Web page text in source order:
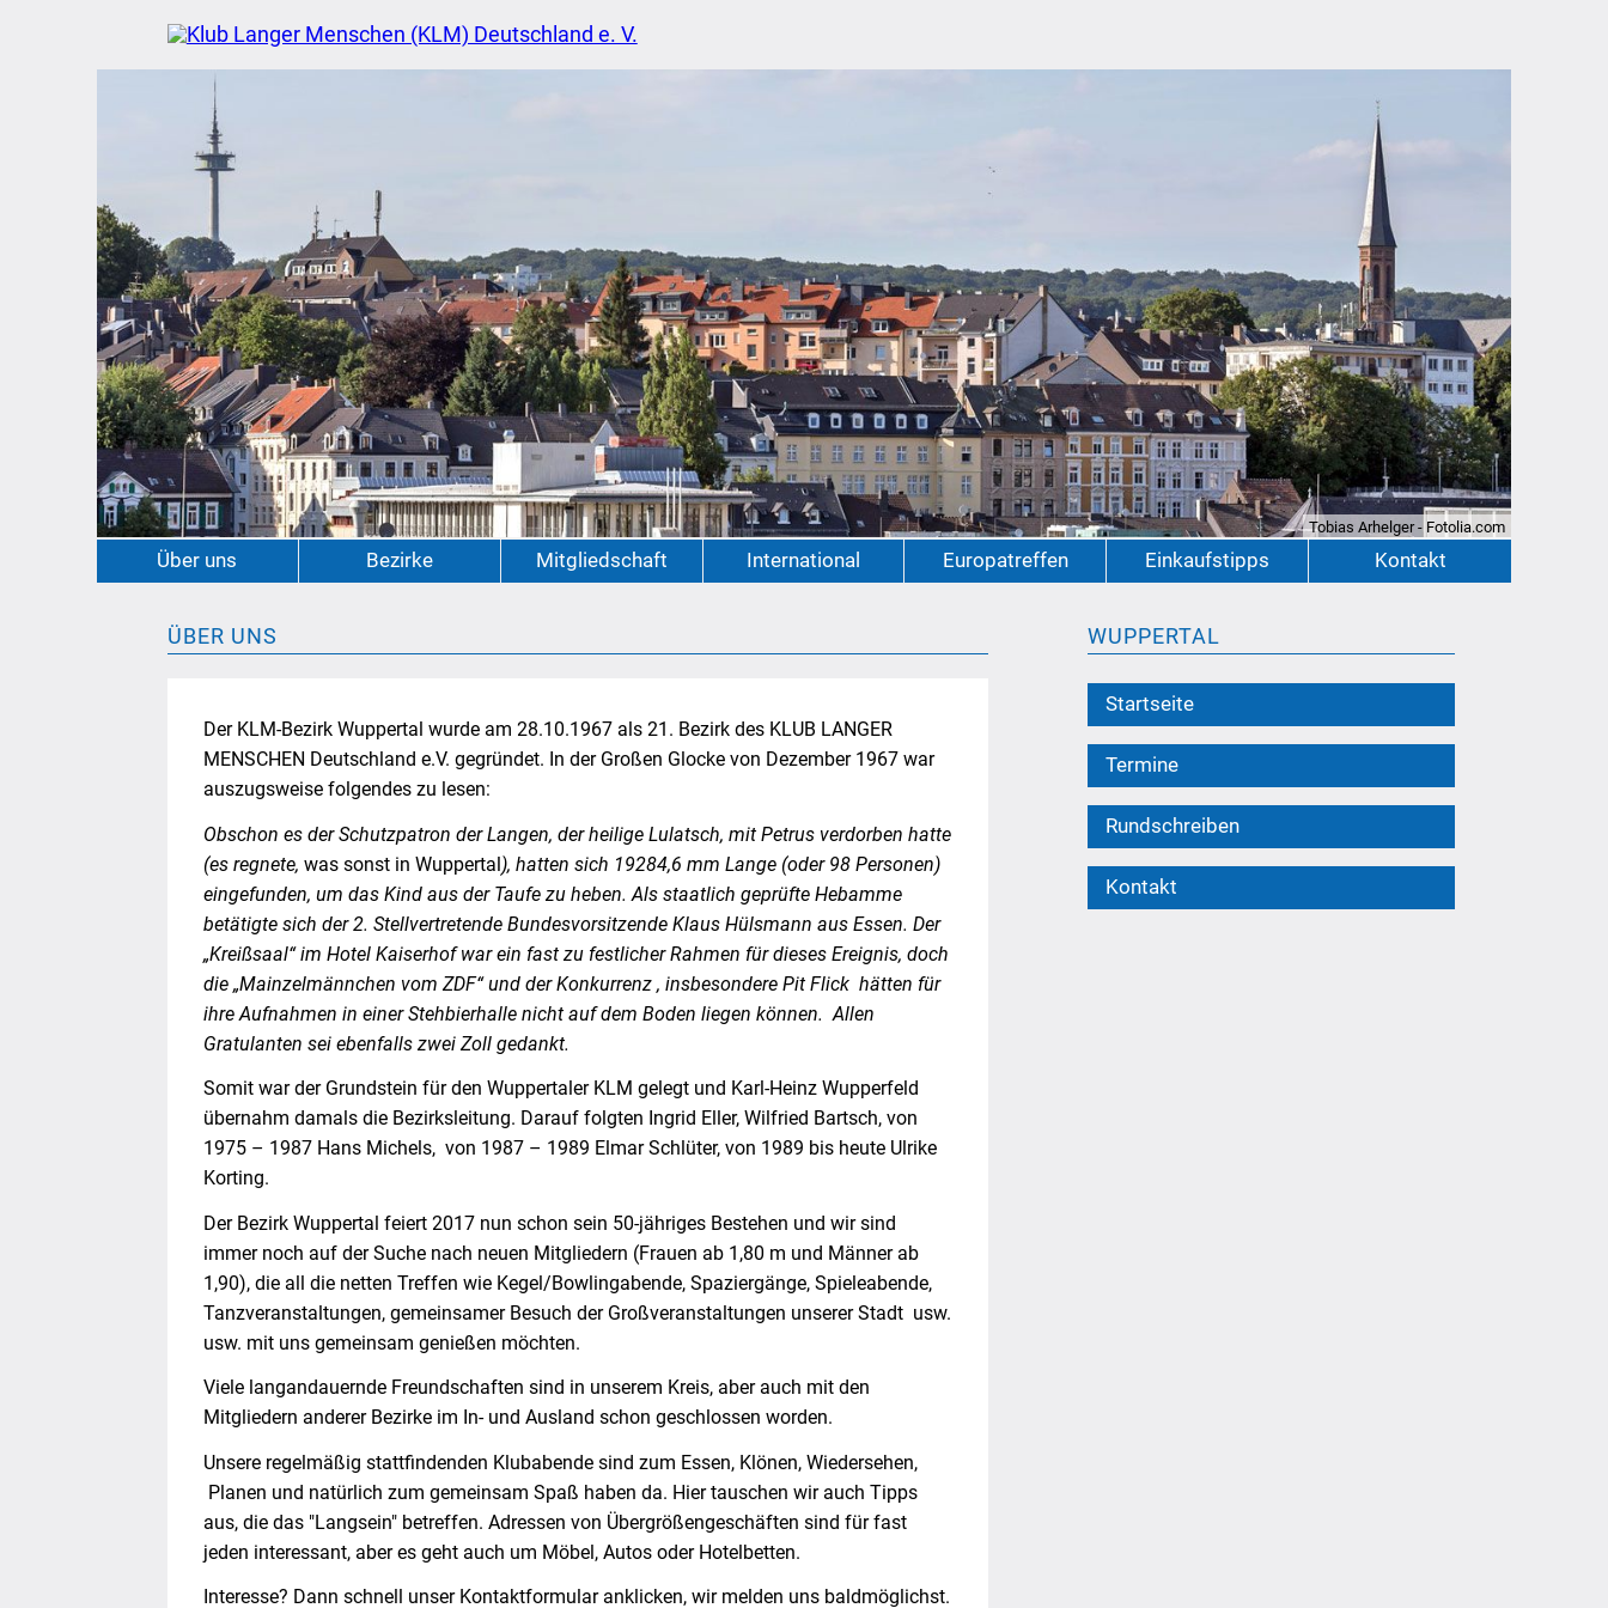
Tobias Arhelger - Fotolia.com
Über uns Bezirke Mitgliedschaft International Europatreffen Einkaufstipps Kontakt
ÜBER UNS
Der KLM-Bezirk Wuppertal wurde am 28.10.1967 als 21. Bezirk des KLUB LANGER
MENSCHEN Deutschland e.V. gegründet. In der Großen Glocke von Dezember 1967 war
auszugsweise folgendes zu lesen:
Obschon es der Schutzpatron der Langen, der heilige Lulatsch, mit Petrus verdorben hatte
(es regnete, was sonst in Wuppertal), hatten sich 19284,6 mm Lange (oder 98 Personen)
eingefunden, um das Kind aus der Taufe zu heben. Als staatlich geprüfte Hebamme
betätigte sich der 2. Stellvertretende Bundesvorsitzende Klaus Hülsmann aus Essen. Der
„Kreißsaal“ im Hotel Kaiserhof war ein fast zu festlicher Rahmen für dieses Ereignis, doch
die „Mainzelmännchen vom ZDF“ und der Konkurrenz , insbesondere Pit Flick hätten für
ihre Aufnahmen in einer Stehbierhalle nicht auf dem Boden liegen können. Allen
Gratulanten sei ebenfalls zwei Zoll gedankt.
Somit war der Grundstein für den Wuppertaler KLM gelegt und Karl-Heinz Wupperfeld
übernahm damals die Bezirksleitung. Darauf folgten Ingrid Eller, Wilfried Bartsch, von
1975 – 1987 Hans Michels, von 1987 – 1989 Elmar Schlüter, von 1989 bis heute Ulrike
Korting.
Der Bezirk Wuppertal feiert 2017 nun schon sein 50-jähriges Bestehen und wir sind
immer noch auf der Suche nach neuen Mitgliedern (Frauen ab 1,80 m und Männer ab
1,90), die all die netten Treffen wie Kegel/Bowlingabende, Spaziergänge, Spieleabende,
Tanzveranstaltungen, gemeinsamer Besuch der Großveranstaltungen unserer Stadt usw.
usw. mit uns gemeinsam genießen möchten.
Viele langandauernde Freundschaften sind in unserem Kreis, aber auch mit den
Mitgliedern anderer Bezirke im In- und Ausland schon geschlossen worden.
Unsere regelmäßig stattfindenden Klubabende sind zum Essen, Klönen, Wiedersehen,
Planen und natürlich zum gemeinsam Spaß haben da. Hier tauschen wir auch Tipps
aus, die das "Langsein" betreffen. Adressen von Übergrößengeschäften sind für fast
jeden interessant, aber es geht auch um Möbel, Autos oder Hotelbetten.
Interesse? Dann schnell unser Kontaktformular anklicken, wir melden uns baldmöglichst.
WUPPERTAL
Startseite
Termine
Rundschreiben
Kontakt